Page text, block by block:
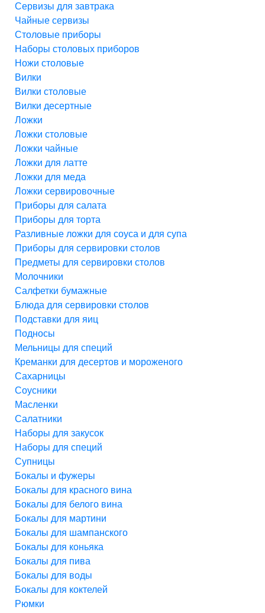
Сервизы для завтрака
Чайные сервизы
Столовые приборы
Наборы столовых приборов
Ножи столовые
Вилки
Вилки столовые
Вилки десертные
Ложки
Ложки столовые
Ложки чайные
Ложки для латте
Ложки для меда
Ложки сервировочные
Приборы для салата
Приборы для торта
Разливные ложки для соуса и для супа
Приборы для сервировки столов
Предметы для сервировки столов
Молочники
Салфетки бумажные
Блюда для сервировки столов
Подставки для яиц
Подносы
Мельницы для специй
Креманки для десертов и мороженого
Сахарницы
Соусники
Масленки
Салатники
Наборы для закусок
Наборы для специй
Супницы
Бокалы и фужеры
Бокалы для красного вина
Бокалы для белого вина
Бокалы для мартини
Бокалы для шампанского
Бокалы для коньяка
Бокалы для пива
Бокалы для воды
Бокалы для коктелей
Рюмки